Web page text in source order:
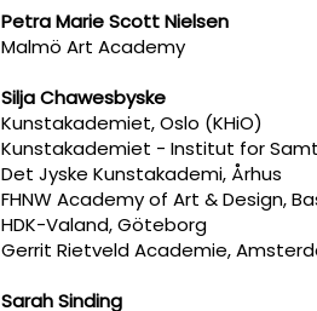
Petra Marie Scott Nielsen
Malmö Art Academy
Silja Chawesbyske
Kunstakademiet, Oslo (KHiO)
Kunstakademiet - Institut for
Det Jyske Kunstakademi, Århus
FHNW Academy of Art & Design,
HDK-Valand, Göteborg
Gerrit Rietveld Academie,
Sarah Sinding